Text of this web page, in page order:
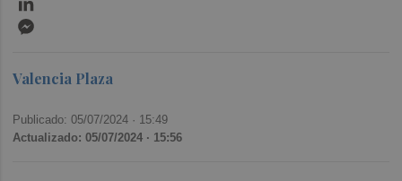
Valencia Plaza
Publicado: 05/07/2024 · 15:49
Actualizado: 05/07/2024 · 15:56